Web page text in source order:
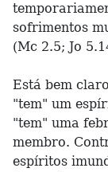
sofrimentos
(Mc 2.5; Jo
Está bem
"tem" um
"tem" uma
membro.
espíritos